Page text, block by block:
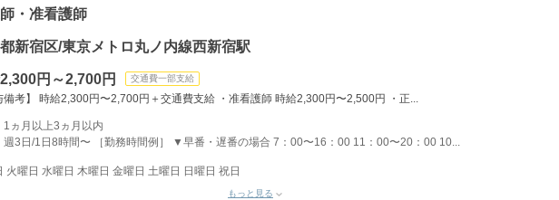
・准看護師
新宿区/東京メトロ丸ノ内線西新宿駅
円～2,700円 交通費一部支給
備考】 時給2,300円〜2,700円＋交通費支給 ・准看護師 時給2,300円〜2,500円 ・正...
1ヵ月以上3ヵ月以内
週3日/1日8時間〜 ［勤務時間例］ ▼早番・遅番の場合 7：00〜16：00 11：00〜20：00 10...
火曜日 水曜日 木曜日 金曜日 土曜日 日曜日 祝日
もっと見る